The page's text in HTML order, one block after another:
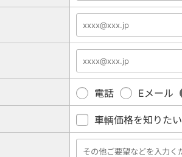
電話 Eメール
車輌価格を知りたい